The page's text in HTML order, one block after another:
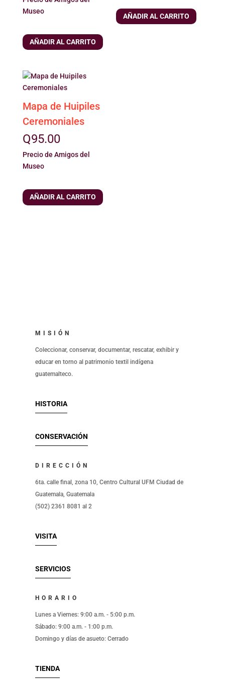
Museo
AÑADIR AL CARRITO
AÑADIR AL CARRITO
Mapa de Huipiles
Ceremoniales
Q95.00
Precio de Amigos del
Museo
AÑADIR AL CARRITO
MISIÓN
Coleccionar, conservar, documentar, rescatar, exhibir y
educar en torno al patrimonio textil indígena
guatemalteco.
HISTORIA
CONSERVACIÓN
DIRECCIÓN
6ta. calle final, zona 10, Centro Cultural UFM Ciudad de
Guatemala, Guatemala
(502) 2361 8081 al 2
VISITA
SERVICIOS
HORARIO
Lunes a Viernes: 9:00 a.m. - 5:00 p.m.
Sábado: 9:00 a.m. - 1:00 p.m.
Domingo y días de asueto: Cerrado
TIENDA